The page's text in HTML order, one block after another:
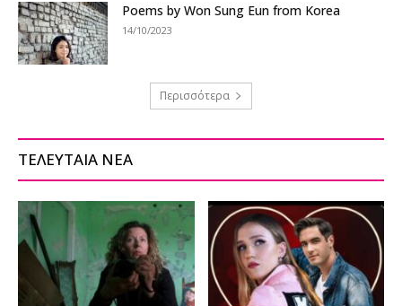
Poems by Won Sung Eun from Korea
14/10/2023
Περισσότερα
ΤΕΛΕΥΤΑΙΑ ΝΕΑ